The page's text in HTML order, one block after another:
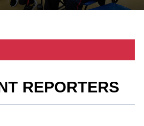
REPORTERS